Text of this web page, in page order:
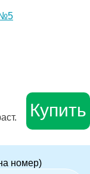
№5
Купить
номер)